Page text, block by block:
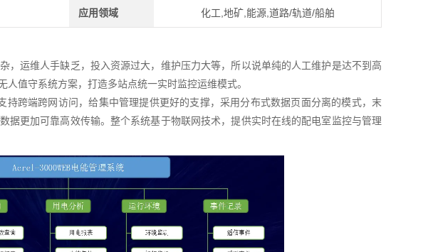
应用领域 化工,地矿,能源,道路/轨道/船舶
，运维人手缺乏，投入资源过大，维护压力大等，所以说单纯的人工维护是达不到高
值守系统方案，打造多站点统一实时监控运维模式。
持跨端跨网访问，给集中管理提供更好的支撑，采用分布式数据页面分离的模式，末
据更加可靠高效传输。整个系统基于物联网技术，提供实时在线的配电室监控与管理